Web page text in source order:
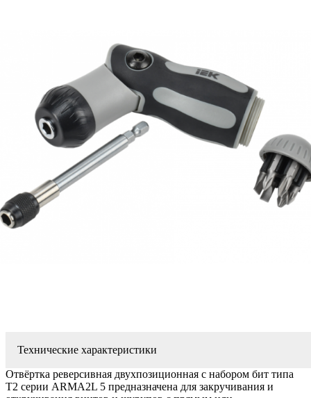
Технические характеристики
Отвёртка реверсивная двухпозиционная с набором бит типа
Т2 серии ARMA2L 5 предназначена для закручивания и